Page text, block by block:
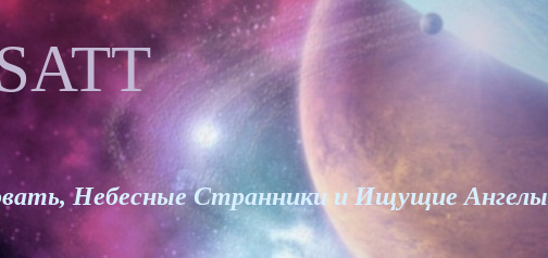
Небесные Странники и Ищущие Ангелы